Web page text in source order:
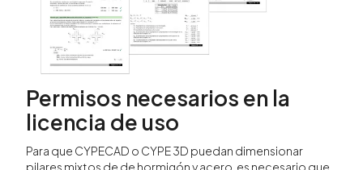
Permisos necesarios en la
licencia de uso
Para que CYPECAD o CYPE 3D puedan dimensionar
pilares mixtos de de hormigón y acero, es necesario que